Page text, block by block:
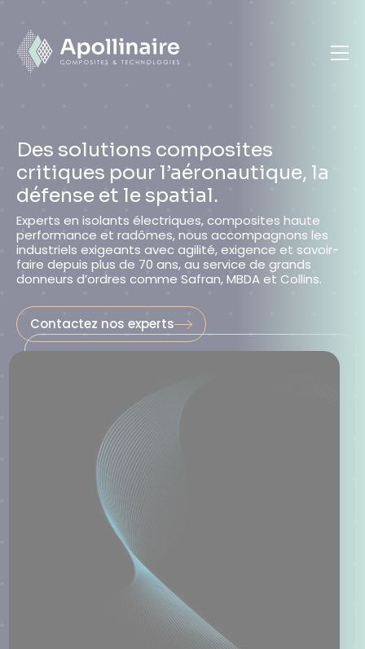
Des solutions composites
critiques pour l’aéronautique, la
défense et le spatial.
Experts en isolants électriques, composites haute
performance et radômes, nous accompagnons les
industriels exigeants avec agilité, exigence et savoir-
faire depuis plus de 70 ans, au service de grands
donneurs d’ordres comme Safran, MBDA et Collins.
Contactez nos experts